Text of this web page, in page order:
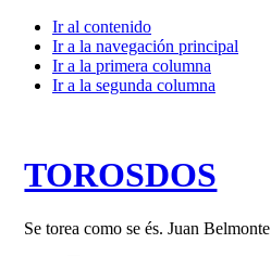
Ir al contenido
Ir a la navegación principal
Ir a la primera columna
Ir a la segunda columna
TOROSDOS
Se torea como se és. Juan Belmonte